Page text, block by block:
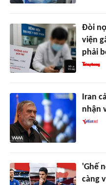
Đòi
viện
phải
Iran
nhận
'Ghế
càng